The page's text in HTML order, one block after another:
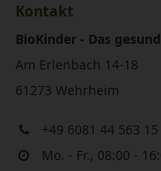
Kontakt
BioKinder - Das
Am Erlenbach 14-18
61273 Wehrheim
+49 6081 44 563 15
Mo. - Fr., 08:00 -